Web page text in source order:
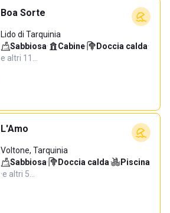
Boa Sorte
Lido di Tarquinia
Sabbiosa· Cabine· Doccia calda·
e altri 11…
L'Amo
Voltone, Tarquinia
Sabbiosa· Doccia calda·
Piscina
·e altri 5…